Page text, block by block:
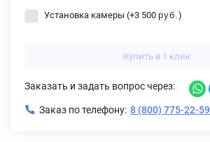
Установка камеры (+3 500 руб. )
Купить в 1 клик
Заказать и задать вопрос через:
Заказ по телефону: 8 (800) 775-22-59